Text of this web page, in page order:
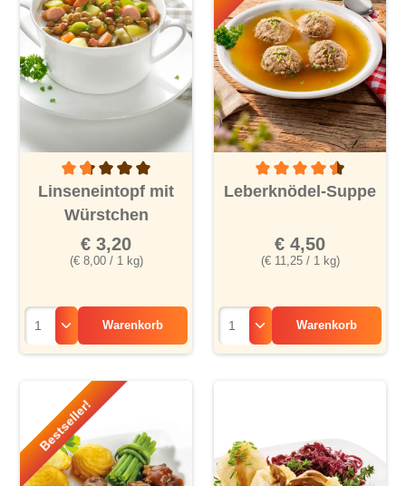
Durchschnittliche Bewertung von 1.7 von 5 Sternen
Linseneintopf mit
Würstchen
(€ 8,00 / 1 kg)
€ 3,20
Warenkorb
Durchschnittliche
Leberknödel-Suppe
(€ 11,25 / 1 kg)
€ 4,50
Warenkorb
Bestseller!